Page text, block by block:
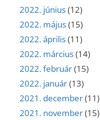
2022. június(12)
2022. május(15)
2022. április(11)
2022. március(14)
2022. február(15)
2022. január(13)
2021. december(11)
2021. november(15)